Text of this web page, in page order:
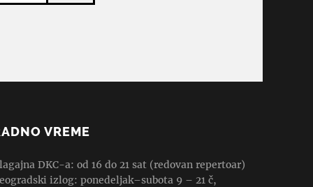
VREME
DKC-a: od 16 do 21 sat (redovan repertoar)
izlog: ponedeljak–subota 9 – 21 č,